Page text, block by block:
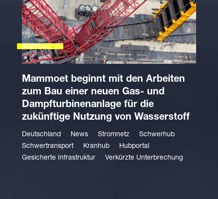
Mammoet beginnt mit den Arbeiten
zum Bau einer neuen Gas- und
Dampfturbinenanlage für die
zukünftige Nutzung von Wasserstoff
Deutschland News Stromnetz
Schwerhub
Schwertransport
Kranhub
Hubportal
Gesicherte Infrastruktur
Verkürzte Unterbrechung